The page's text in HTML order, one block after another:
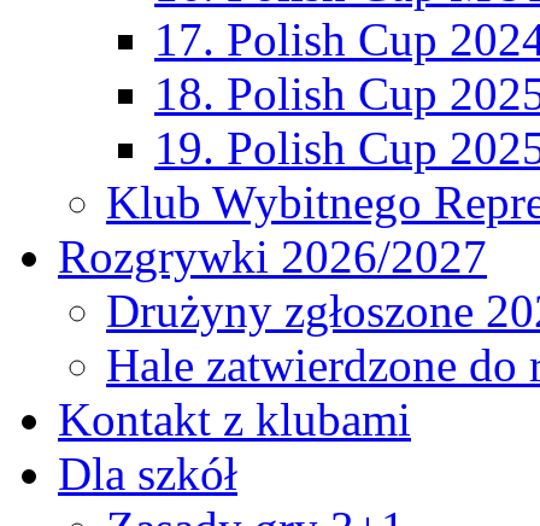
17. Polish Cup
18. Polish Cup
19. Polish Cup
Klub Wybitnego
Rozgrywki 2026/2027
Drużyny zgłoszone
Hale zatwierdzone
Kontakt z klubami
Dla szkół